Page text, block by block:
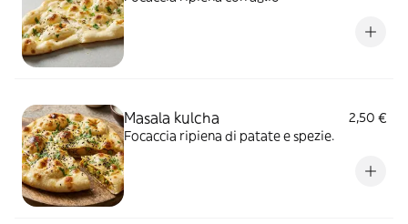
Masala kulcha
2,50 €
Focaccia ripiena di patate e spezie.